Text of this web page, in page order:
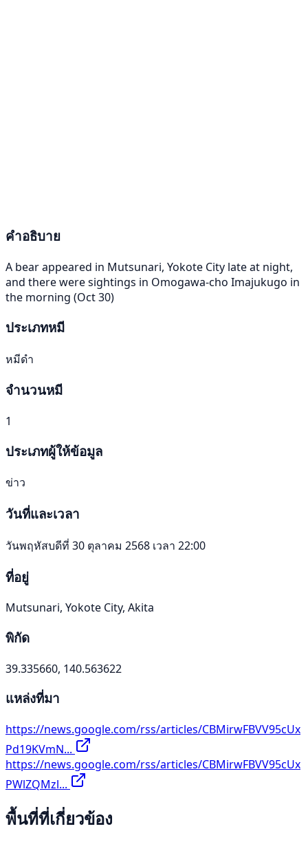
คำอธิบาย
A bear appeared in Mutsunari, Yokote City late at night,
and there were sightings in Omogawa-cho Imajukugo in
the morning (Oct 30)
ประเภทหมี
หมีดำ
จำนวนหมี
1
ประเภทผู้ให้ข้อมูล
ข่าว
วันที่และเวลา
วันพฤหัสบดีที่ 30 ตุลาคม 2568 เวลา 22:00
ที่อยู่
Mutsunari, Yokote City, Akita
พิกัด
39.335660, 140.563622
แหล่งที่มา
https://news.google.com/rss/articles/CBMirwFBVV95cUx
Pd19KVmN...
https://news.google.com/rss/articles/CBMirwFBVV95cUx
PWlZQMzl...
พื้นที่ที่เกี่ยวข้อง